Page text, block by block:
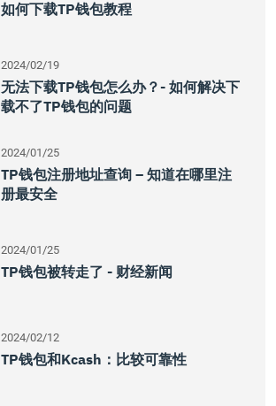
如何下载TP钱包教程
2024/02/19
无法下载TP钱包怎么办？- 如何解决下
载不了TP钱包的问题
2024/01/25
TP钱包注册地址查询 – 知道在哪里注
册最安全
2024/01/25
TP钱包被转走了 - 财经新闻
2024/02/12
TP钱包和Kcash：比较可靠性